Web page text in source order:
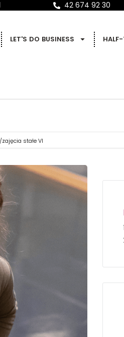
42 674 92 30
LET'S DO BUSINESS
stałe VI